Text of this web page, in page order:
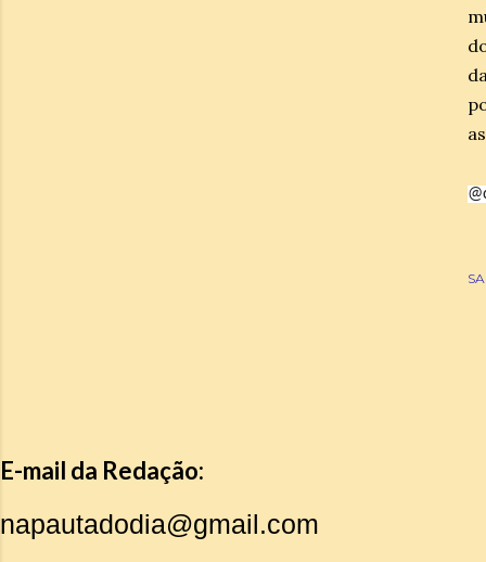
E-mail da Redação:
napautadodia@gmail.com